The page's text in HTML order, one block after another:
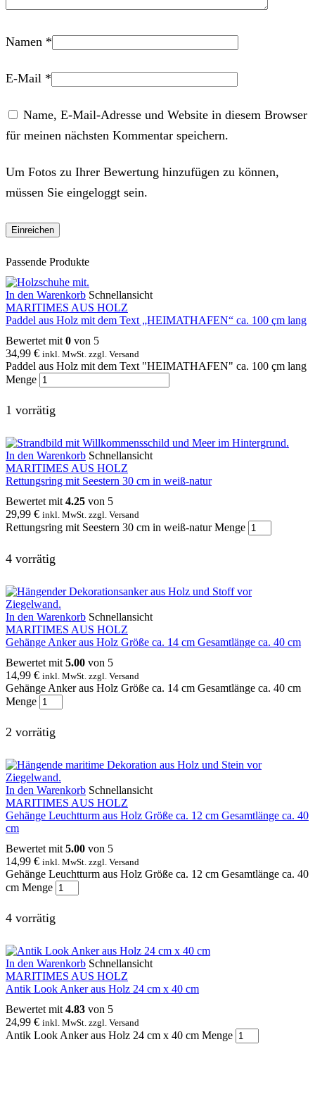
Namen *
E-Mail *
Name, E-Mail-Adresse und Website in diesem Browser
für meinen nächsten Kommentar speichern.
Um Fotos zu Ihrer Bewertung hinzufügen zu können,
müssen Sie eingeloggt sein.
Passende Produkte
In den Warenkorb Schnellansicht
MARITIMES AUS HOLZ
Paddel aus Holz mit dem Text „HEIMATHAFEN“ ca. 100 çm lang
Bewertet mit 0 von 5
34,99 € inkl. MwSt. zzgl. Versand
Paddel aus Holz mit dem Text "HEIMATHAFEN" ca. 100 çm lang
Menge
1 vorrätig
In den Warenkorb Schnellansicht
MARITIMES AUS HOLZ
Rettungsring mit Seestern 30 cm in weiß-natur
Bewertet mit4.25 von 5
29,99 € inkl. MwSt. zzgl. Versand
Rettungsring mit Seestern 30 cm in weiß-natur Menge
4 vorrätig
In den Warenkorb Schnellansicht
MARITIMES AUS HOLZ
Gehänge Anker aus Holz Größe ca. 14 cm Gesamtlänge ca. 40 cm
Bewertet mit 5.00 von 5
14,99 € inkl. MwSt. zzgl. Versand
Gehänge Anker aus Holz Größe ca. 14 cm Gesamtlänge ca. 40 cm
Menge
2 vorrätig
In den Warenkorb Schnellansicht
MARITIMES AUS HOLZ
Gehänge Leuchtturm aus Holz Größe ca. 12 cm Gesamtlänge ca. 40
cm
Bewertet mit 5.00 von 5
14,99 € inkl. MwSt. zzgl. Versand
Gehänge Leuchtturm aus Holz Größe ca. 12 cm Gesamtlänge ca. 40
cm Menge
4 vorrätig
In den Warenkorb Schnellansicht
MARITIMES AUS HOLZ
Antik Look Anker aus Holz 24 cm x 40 cm
Bewertet mit 4.83 von 5
24,99 € inkl. MwSt. zzgl. Versand
Antik Look Anker aus Holz 24 cm x 40 cm Menge